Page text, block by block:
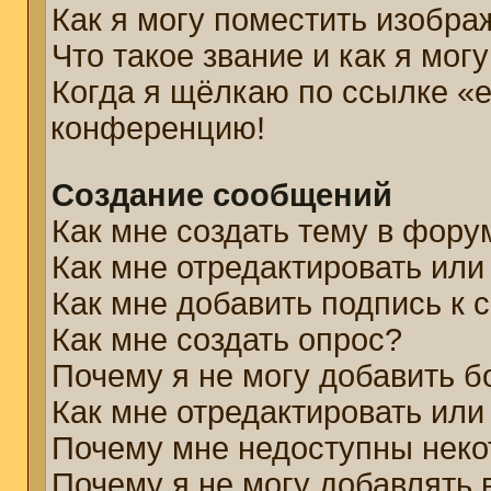
Как я могу поместить
Что такое звание и как я
Когда я щёлкаю по ссылке
конференцию!
Создание сообщений
Как мне создать тему в
Как мне отредактировать
Как мне добавить подпись
Как мне создать опрос?
Почему я не могу добавить
Как мне отредактировать
Почему мне недоступны